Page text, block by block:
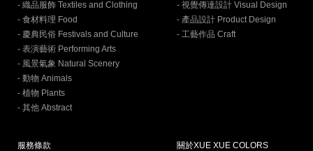
- 織品服飾 Textiles and Clothing
- 食材料理 Food
- 慶典民俗 Festivals and Culture
- 表演藝術 Performing Arts
- 風景氣象 Natural Scenery
- 動物 Animals
- 植物 Plants
- 其他 Abstract
- 視覺傳達設計 Visual Design
- 產品設計 Product Design
- 工藝作品 Craft
服務條款
關於XUE XUE COLORS